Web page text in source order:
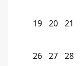
19 20 21
26 27 28